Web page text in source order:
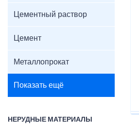
Цементный раствор
Цемент
Металлопрокат
Показать ещё
НЕРУДНЫЕ МАТЕРИАЛЫ